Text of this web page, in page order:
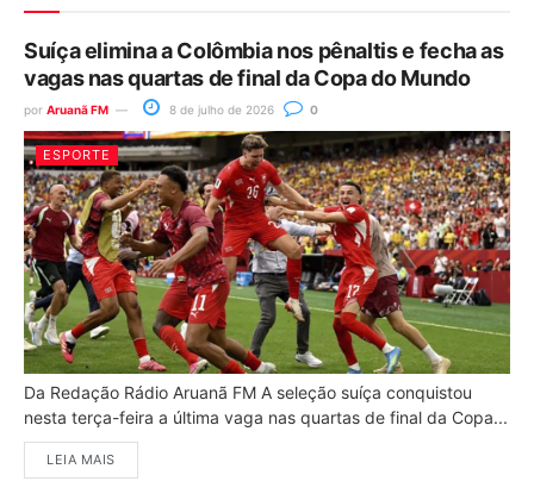
Suíça elimina a Colômbia nos pênaltis e fecha as
vagas nas quartas de final da Copa do Mundo
por Aruanã FM 8 de julho de 2026 0
ESPORTE
Da Redação Rádio Aruanã FM A seleção suíça conquistou
nesta terça-feira a última vaga nas quartas de final da Copa...
LEIA MAIS